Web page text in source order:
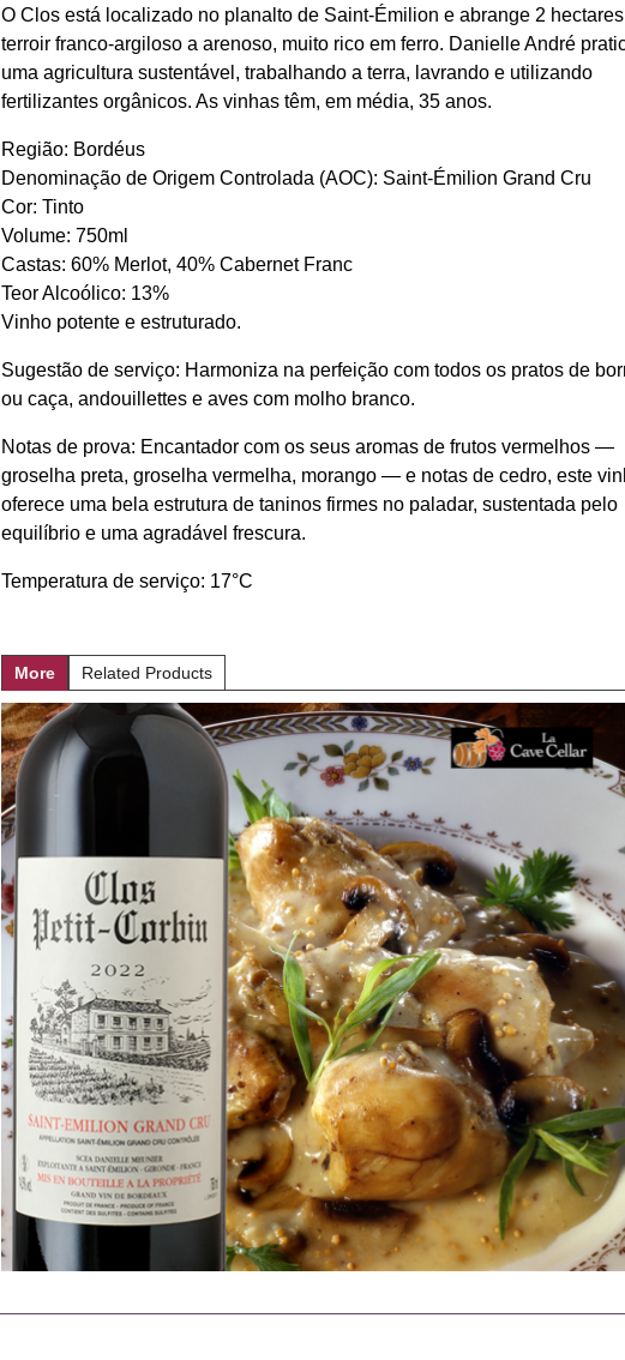
O Clos está localizado no planalto de Saint-Émilion e abrange 2
terroir franco-argiloso a arenoso, muito rico em ferro. Danielle André
uma agricultura sustentável, trabalhando a terra, lavrando e utilizando
fertilizantes orgânicos. As vinhas têm, em média, 35 anos.
Região: Bordéus
Denominação de Origem Controlada (AOC): Saint-Émilion Grand Cru
Cor: Tinto
Volume: 750ml
Castas: 60% Merlot, 40% Cabernet Franc
Teor Alcoólico: 13%
Vinho potente e estruturado.
Sugestão de serviço: Harmoniza na perfeição com todos os pratos de
ou caça, andouillettes e aves com molho branco.
Notas de prova: Encantador com os seus aromas de frutos vermelhos —
groselha preta, groselha vermelha, morango — e notas de cedro, este
oferece uma bela estrutura de taninos firmes no paladar, sustentada pelo
equilíbrio e uma agradável frescura.
Temperatura de serviço: 17°C
More Related Products